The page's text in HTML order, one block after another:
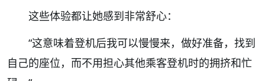
这些体验都让她感到非常舒心：
“这意味着登机后我可以慢慢来，做好准备，找到
自己的座位，而不用担心其他乘客登机时的拥挤和忙